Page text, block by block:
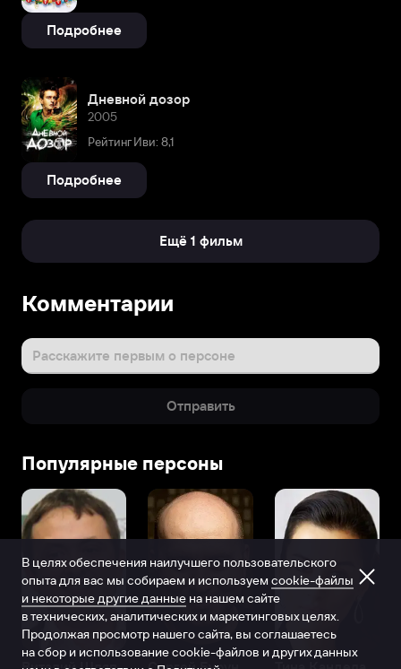
Подробнее
Дневной дозор
2005
Рейтинг Иви: 8,1
Подробнее
Ещё 1 фильм
Комментарии
Расскажите первым о персоне
Отправить
Популярные персоны
В целях обеспечения наилучшего пользовательского
опыта для вас мы собираем и используем cookie-файлы
и некоторые другие данные на нашем сайте
в технических, аналитических и маркетинговых целях.
Продолжая просмотр нашего сайта, вы соглашаетесь
на сбор и использование cookie-файлов и других данных